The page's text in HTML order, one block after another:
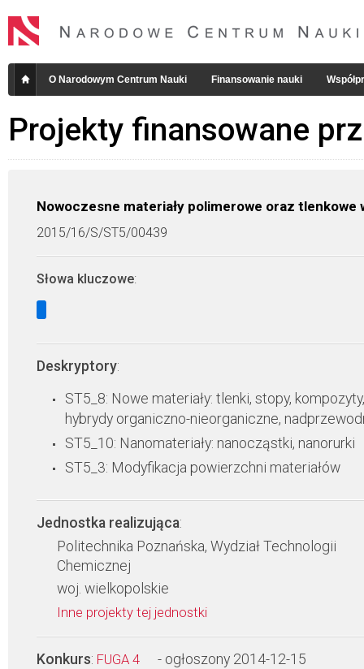
O Narodowym Centrum Nauki Finansowanie nauki
Projekty finansowane
Nowoczesne materiały polimerowe oraz
2015/16/S/ST5/00439
Słowa kluczowe:
Deskryptory:
ST5_8: Nowe materiały: tlenki, stopy, kompozyty,
hybrydy organiczno-nieorganiczne,
ST5_10: Nanomateriały: nanocząstki, nanorurki
ST5_3: Modyfikacja powierzchni materiałów
Jednostka realizująca:
Politechnika Poznańska, Wydział Technologii
Chemicznej
woj. wielkopolskie
Inne projekty tej jednostki
Konkurs: FUGA 4 - ogłoszony 2014-12-15